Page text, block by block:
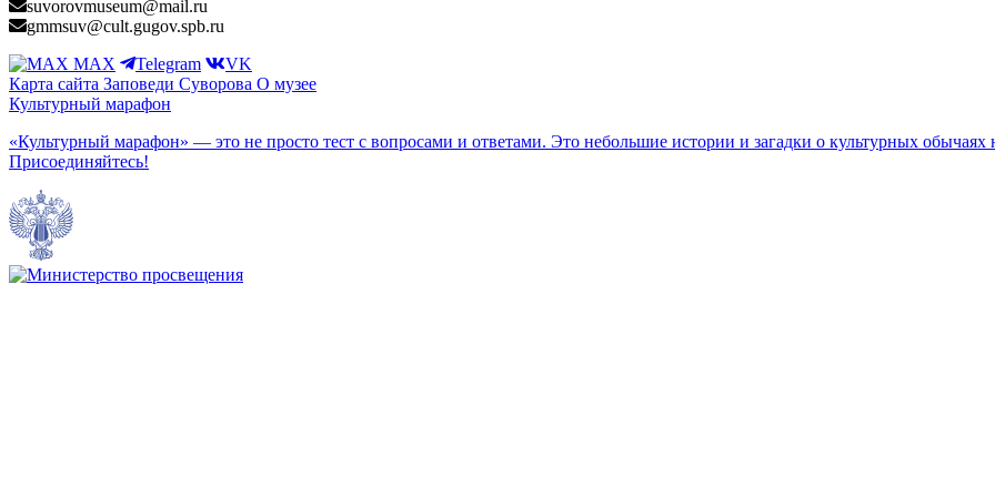
suvorovmuseum@mail.ru
gmmsuv@cult.gugov.spb.ru
MAX
Telegram
VK
Карта сайта Заповеди Cуворова О музее
Культурный марафон
«Культурный марафон» — это не просто тест с вопросами и ответами. Это небольшие истории и загадки о культурных
Присоединяйтесь!